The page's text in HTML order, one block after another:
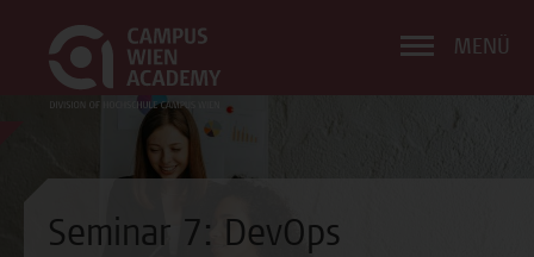
MENÜ
Seminar 7: DevOps